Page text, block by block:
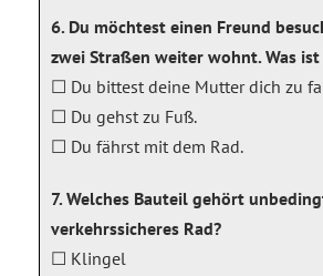
6. Du möchtest einen Freund
zwei Straßen weiter wohnt. Was
☐ Du bittest deine Mutter dich zu
☐ Du gehst zu Fuß.
☐ Du fährst mit dem Rad.
7. Welches Bauteil gehört
verkehrssicheres Rad?
☐ Klingel